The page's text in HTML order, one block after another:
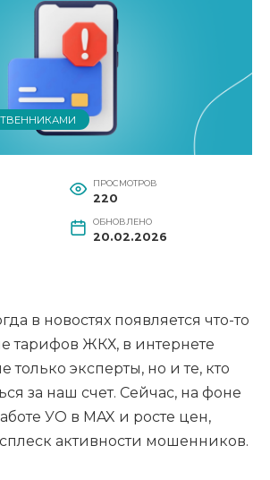
ПРОСМОТРОВ
220
ОБНОВЛЕНО
20.02.2026
в новостях появляется что-то
тарифов ЖКХ, в интернете
только эксперты, но и те, кто
за наш счет. Сейчас, на фоне
УО в MAX и росте цен,
активности мошенников.